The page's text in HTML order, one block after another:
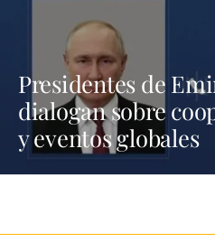
Presidentes de
dialogan sobre
y eventos globales